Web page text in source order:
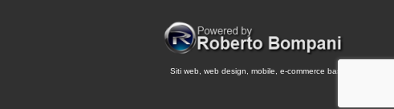
Siti web, web design, mobile, e-commerce base.